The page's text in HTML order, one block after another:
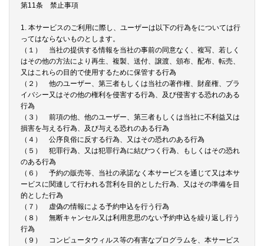
第11条 禁止事項
1. 本サービスのご利用に際し、ユーザーは以下の行為をについては行
ってはならないものとします。
（１） 当社の提供する情報を当社の事前の同意なく、複写、若しく
はその他の方法により再生、複製、送付、譲渡、頒布、配布、転売、
又はこれらの目的で使用するために保管する行為
（２） 他のユーザー、第三者もしくは当社の著作権、財産権、プラ
イバシー又はその他の権利を侵害する行為、及び侵害する恐れのある
行為
（３） 前項の他、他のユーザー、第三者もしくは当社に不利益又は
損害を与える行為、及び与える恐れのある行為
（４） 公序良俗に反する行為、又はその恐れのある行為
（５） 犯罪行為、又は犯罪行為に結びつく行為、もしくはその恐れ
のある行為
（６） 予約の販売等、当社の承諾なく本サービスを通じて又は本サ
ービスに関連して行われる営利を目的とした行為、又はその準備を目
的とした行為
（７） 虚偽の情報による予約申込を行う行為
（８） 無断キャンセル又は利用意思のない予約申込を繰り返し行う
行為
（９） コンピュータウィルス等の有害なプログラムを、本サービス